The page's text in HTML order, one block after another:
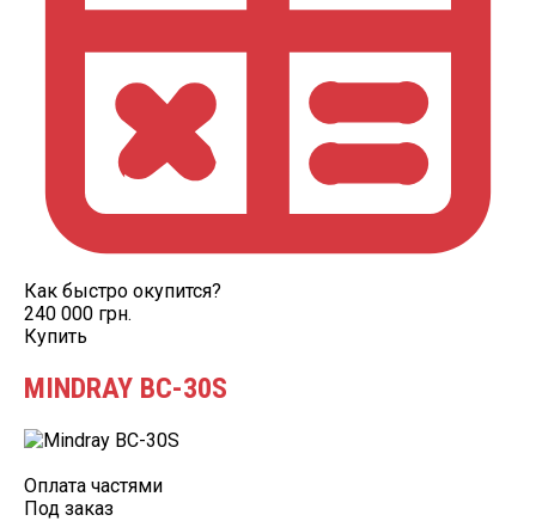
Как быстро окупится?
240 000 грн.
Купить
MINDRAY BC-30S
Оплата частями
Под заказ